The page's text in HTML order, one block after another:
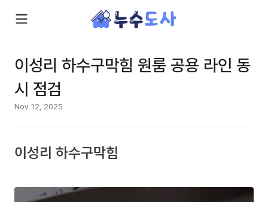
이성리 하수구막힘 원룸 공용 라인 동
시 점검
Nov 12, 2025
이성리 하수구막힘